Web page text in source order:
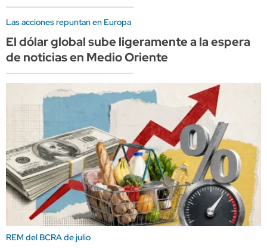
Las acciones repuntan en Europa
El dólar global sube ligeramente a la espera
de noticias en Medio Oriente
REM del BCRA de julio